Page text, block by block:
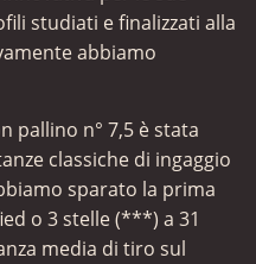
studiati e finalizzati alla
abbiamo
pallino n° 7,5 è stata
classiche di ingaggio
sparato la prima
o 3 stelle (***) a 31
media di tiro sul